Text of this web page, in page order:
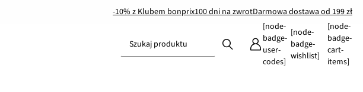
-10% z Klubem bonprix100 dni na zwrotDarmowa dostawa od 199 zł
Szukaj produktu
[node-
badge-
user-
codes]
[node-
badge-
wishlist]
[node-
badge-
cart-
items]